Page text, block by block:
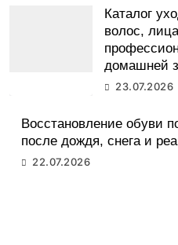
Каталог
волос,
домашней
23.07.2026
Восстановление обуви
после дождя, снега и
22.07.2026